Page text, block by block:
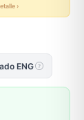
›
ENG ?